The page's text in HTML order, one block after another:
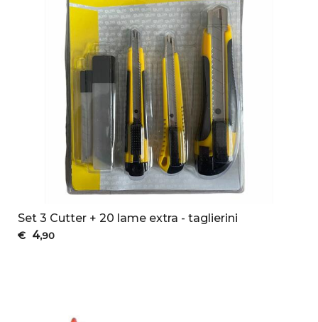
Set 3 Cutter + 20 lame extra - taglierini
€ 4,90